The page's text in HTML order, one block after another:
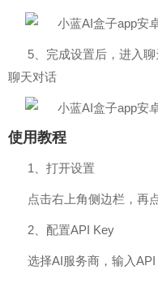
5、完成设置后，进入
聊天对话
使用教程
1、打开设置
点击右上角侧边栏，再
2、配置API Key
选择AI服务商，输入API